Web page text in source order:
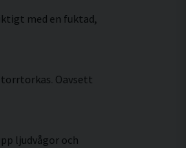
med en fuktad,
Oavsett
ljudvågor och